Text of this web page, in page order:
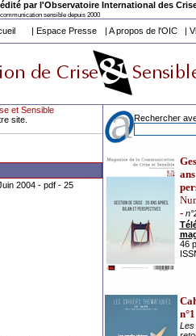
par l'Observatoire International des
sensible depuis 2000
| Espace Presse | A propos de l'OIC |
et Sensible
site.
2004- pdf - 25
Rechercher
-
46
n°1
Les